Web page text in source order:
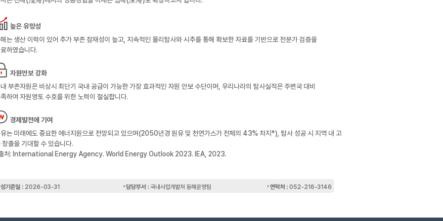
높은 유망성
는 생산 이력이 있어 추가 부존 잠재성이 높고, 지속적인 물리탐사와 시추를 통해 확보한 자료를 기반으로 전문가 검증을
하였습니다.
자원안보 강화
부존자원은 비상시 최단기 국내 공급이 가능한 가장 효과적인 자원 안보 수단이며, 우리나라의 탐사실적은 주변국 대비
하여 자원영토 수호를 위한 노력이 절실합니다.
경제발전에 기여
는 미래에도 중요한 에너지원으로 전망되고 있으며(2050년경 원유 및 천연가스가 전체의 43% 차지*), 탐사 성공 시 지역 내 고
창출을 기대할 수 있습니다.
처: International Energy Agency. World Energy Outlook 2023. IEA, 2023.
기준일 : 2026-03-31 담당부서 : 국내사업개발처 동해운영팀 연락처 : 052-216-3146